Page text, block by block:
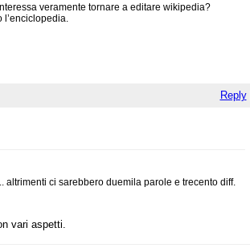
veramente tornare a editare wikipedia?
l’enciclopedia.
Reply|
ci sarebbero duemila parole e trecento diff.
vari aspetti.